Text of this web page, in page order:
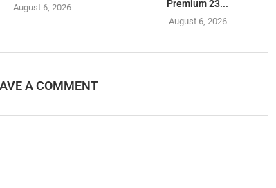
August 6, 2026
Premium 23...
August 6, 2026
A COMMENT